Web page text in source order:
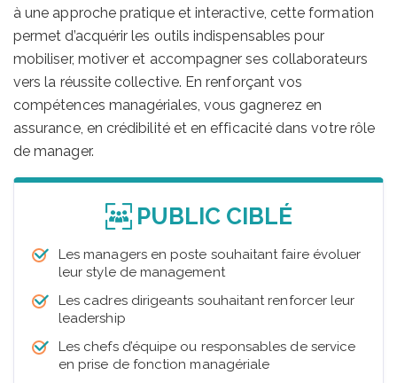
à une approche pratique et interactive, cette formation
permet d’acquérir les outils indispensables pour
mobiliser, motiver et accompagner ses collaborateurs
vers la réussite collective. En renforçant vos
compétences managériales, vous gagnerez en
assurance, en crédibilité et en efficacité dans votre rôle
de manager.
PUBLIC CIBLÉ
Les managers en poste souhaitant faire évoluer
leur style de management
Les cadres dirigeants souhaitant renforcer leur
leadership
Les chefs d’équipe ou responsables de service
en prise de fonction managériale